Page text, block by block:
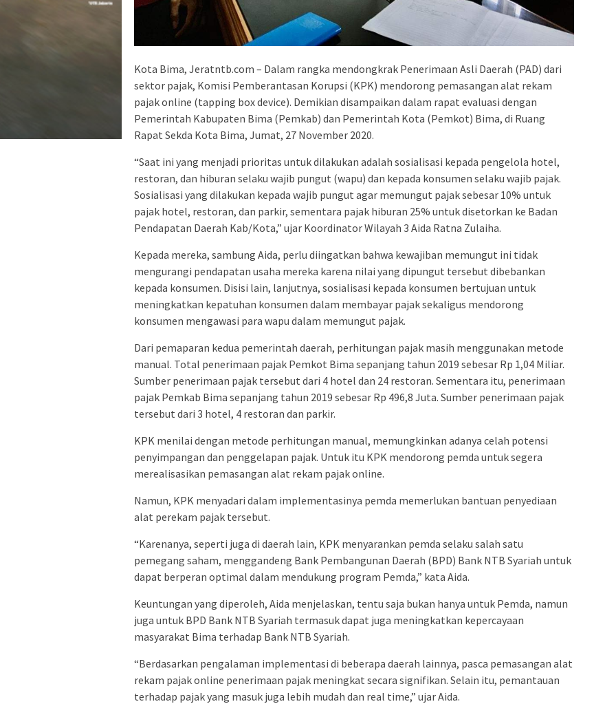
Kota Bima, Jeratntb.com – Dalam rangka mendongkrak Penerimaan Asli Daerah (PAD) dari
sektor pajak, Komisi Pemberantasan Korupsi (KPK) mendorong pemasangan alat rekam
pajak online (tapping box device). Demikian disampaikan dalam rapat evaluasi dengan
Pemerintah Kabupaten Bima (Pemkab) dan Pemerintah Kota (Pemkot) Bima, di Ruang
Rapat Sekda Kota Bima, Jumat, 27 November 2020.
“Saat ini yang menjadi prioritas untuk dilakukan adalah sosialisasi kepada pengelola hotel,
restoran, dan hiburan selaku wajib pungut (wapu) dan kepada konsumen selaku wajib pajak.
Sosialisasi yang dilakukan kepada wajib pungut agar memungut pajak sebesar 10% untuk
pajak hotel, restoran, dan parkir, sementara pajak hiburan 25% untuk disetorkan ke Badan
Pendapatan Daerah Kab/Kota,” ujar Koordinator Wilayah 3 Aida Ratna Zulaiha.
Kepada mereka, sambung Aida, perlu diingatkan bahwa kewajiban memungut ini tidak
mengurangi pendapatan usaha mereka karena nilai yang dipungut tersebut dibebankan
kepada konsumen. Disisi lain, lanjutnya, sosialisasi kepada konsumen bertujuan untuk
meningkatkan kepatuhan konsumen dalam membayar pajak sekaligus mendorong
konsumen mengawasi para wapu dalam memungut pajak.
Dari pemaparan kedua pemerintah daerah, perhitungan pajak masih menggunakan metode
manual. Total penerimaan pajak Pemkot Bima sepanjang tahun 2019 sebesar Rp 1,04 Miliar.
Sumber penerimaan pajak tersebut dari 4 hotel dan 24 restoran. Sementara itu, penerimaan
pajak Pemkab Bima sepanjang tahun 2019 sebesar Rp 496,8 Juta. Sumber penerimaan pajak
tersebut dari 3 hotel, 4 restoran dan parkir.
KPK menilai dengan metode perhitungan manual, memungkinkan adanya celah potensi
penyimpangan dan penggelapan pajak. Untuk itu KPK mendorong pemda untuk segera
merealisasikan pemasangan alat rekam pajak online.
Namun, KPK menyadari dalam implementasinya pemda memerlukan bantuan penyediaan
alat perekam pajak tersebut.
“Karenanya, seperti juga di daerah lain, KPK menyarankan pemda selaku salah satu
pemegang saham, menggandeng Bank Pembangunan Daerah (BPD) Bank NTB Syariah untuk
dapat berperan optimal dalam mendukung program Pemda,” kata Aida.
Keuntungan yang diperoleh, Aida menjelaskan, tentu saja bukan hanya untuk Pemda, namun
juga untuk BPD Bank NTB Syariah termasuk dapat juga meningkatkan kepercayaan
masyarakat Bima terhadap Bank NTB Syariah.
“Berdasarkan pengalaman implementasi di beberapa daerah lainnya, pasca pemasangan alat
rekam pajak online penerimaan pajak meningkat secara signifikan. Selain itu, pemantauan
terhadap pajak yang masuk juga lebih mudah dan real time,” ujar Aida.